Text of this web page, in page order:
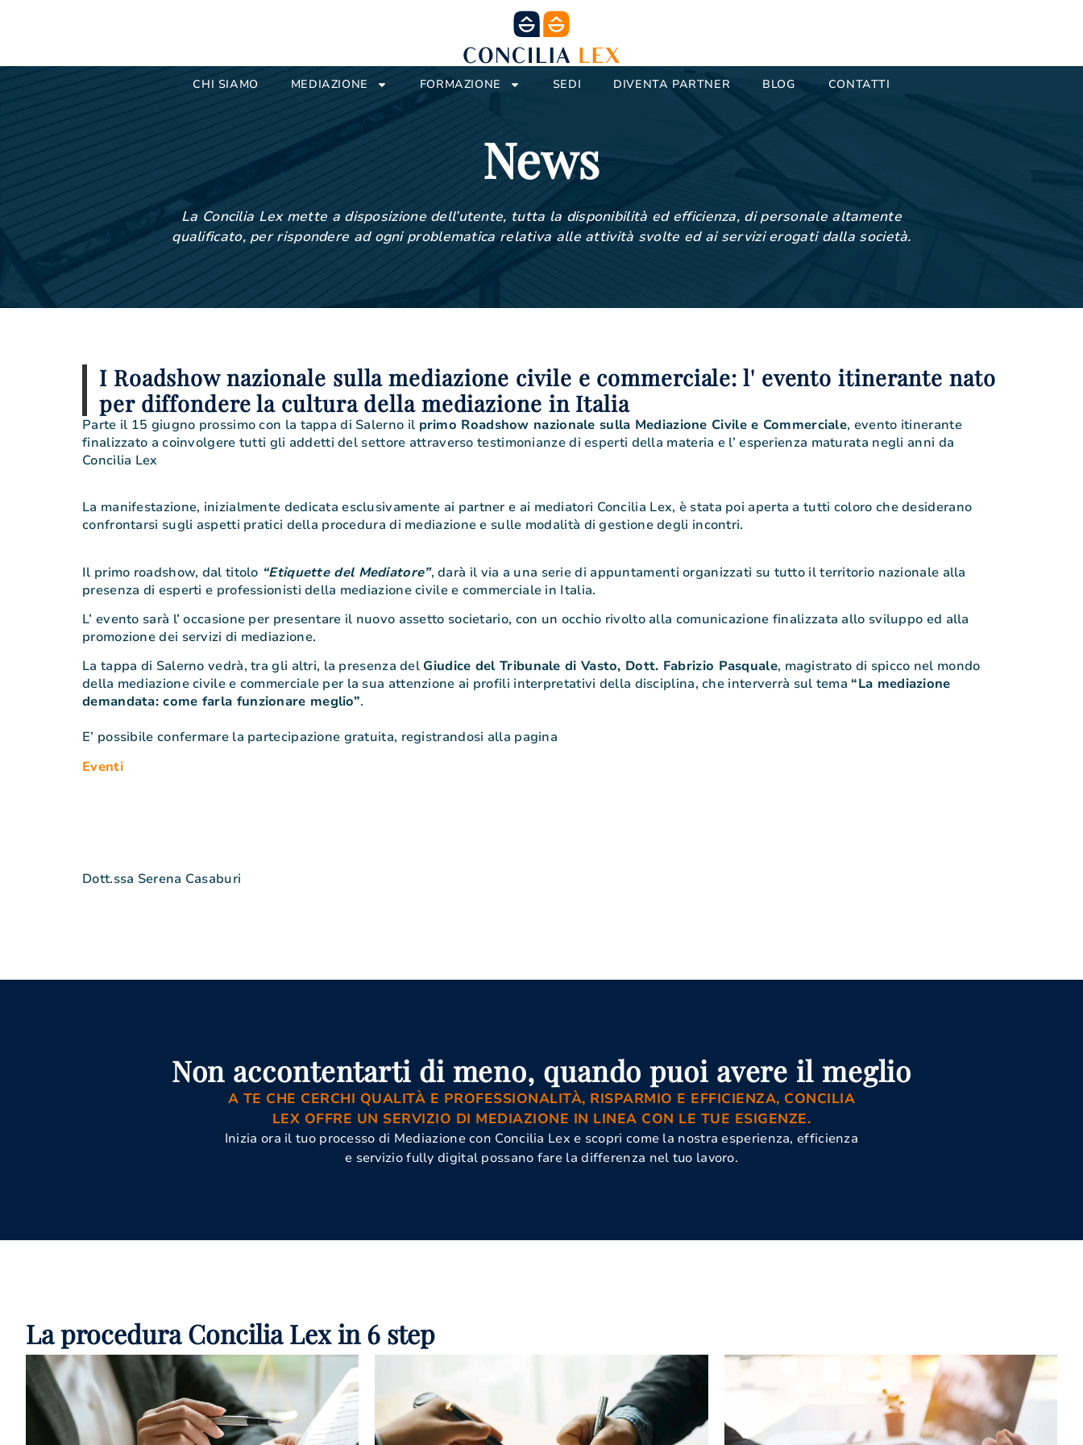
CHI SIAMO MEDIAZIONE FORMAZIONE SEDI DIVENTA PARTNER BLOG CONTATTI
News
La Concilia Lex mette a disposizione dell’utente, tutta la disponibilità ed efficienza, di personale altamente
qualificato, per rispondere ad ogni problematica relativa alle attività svolte ed ai servizi erogati dalla società.
I Roadshow nazionale sulla mediazione civile e commerciale: l' evento itinerante nato
per diffondere la cultura della mediazione in Italia
Parte il 15 giugno prossimo con la tappa di Salerno il primo Roadshow nazionale sulla Mediazione Civile e Commerciale, evento itinerante
finalizzato a coinvolgere tutti gli addetti del settore attraverso testimonianze di esperti della materia e l’ esperienza maturata negli anni da
Concilia Lex
La manifestazione, inizialmente dedicata esclusivamente ai partner e ai mediatori Concilia Lex, è stata poi aperta a tutti coloro che desiderano
confrontarsi sugli aspetti pratici della procedura di mediazione e sulle modalità di gestione degli incontri.
Il primo roadshow, dal titolo “Etiquette del Mediatore”, darà il via a una serie di appuntamenti organizzati su tutto il territorio nazionale alla
presenza di esperti e professionisti della mediazione civile e commerciale in Italia.
L’ evento sarà l’ occasione per presentare il nuovo assetto societario, con un occhio rivolto alla comunicazione finalizzata allo sviluppo ed alla
promozione dei servizi di mediazione.
La tappa di Salerno vedrà, tra gli altri, la presenza del Giudice del Tribunale di Vasto, Dott. Fabrizio Pasquale, magistrato di spicco nel mondo
della mediazione civile e commerciale per la sua attenzione ai profili interpretativi della disciplina, che interverrà sul tema “La mediazione
demandata: come farla funzionare meglio”.
E’ possibile confermare la partecipazione gratuita, registrandosi alla pagina
Eventi
Dott.ssa Serena Casaburi
Non accontentarti di meno, quando puoi avere il meglio
A TE CHE CERCHI QUALITÀ E PROFESSIONALITÀ, RISPARMIO E EFFICIENZA, CONCILIA
LEX OFFRE UN SERVIZIO DI MEDIAZIONE IN LINEA CON LE TUE ESIGENZE.
Inizia ora il tuo processo di Mediazione con Concilia Lex e scopri come la nostra esperienza, efficienza
e servizio fully digital possano fare la differenza nel tuo lavoro.
La procedura Concilia Lex in 6 step